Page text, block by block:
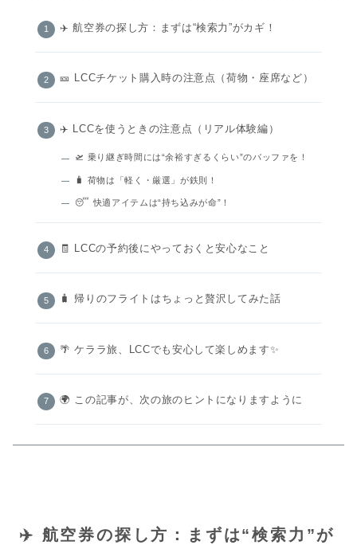
✈️ 航空券の探し方：まずは“検索力”がカギ！
🎫 LCCチケット購入時の注意点（荷物・座席など）
✈️ LCCを使うときの注意点（リアル体験編）
🛫 乗り継ぎ時間には“余裕すぎるくらい”のバッファを！
🧳 荷物は「軽く・厳選」が鉄則！
😴 快適アイテムは“持ち込みが命”！
🧾 LCCの予約後にやっておくと安心なこと
🧳 帰りのフライトはちょっと贅沢してみた話
🌴 ケララ旅、LCCでも安心して楽しめます✨
🌍 この記事が、次の旅のヒントになりますように
✈️ 航空券の探し方：まずは“検索力”が